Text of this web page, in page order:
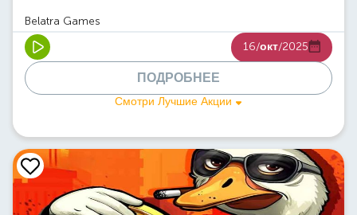
Belatra Games
16/окт/2025
ПОДРОБНЕЕ
Смотри Лучшие Акции